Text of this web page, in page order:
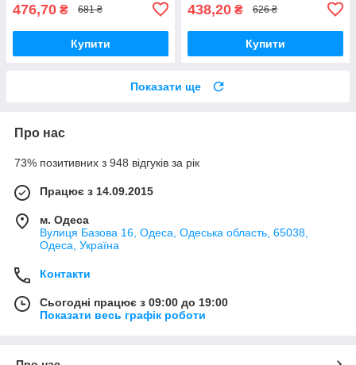
476,70 ₴ 681 ₴
Купити
438,20 ₴ 626 ₴
Купити
Показати ще
Про нас
73% позитивних з 948 відгуків за рік
Працює з 14.09.2015
м. Одеса
Вулиця Базова 16, Одеса, Одеська область, 65038,
Одеса, Україна
Контакти
Сьогодні працює з 09:00 до 19:00
Показати весь графік роботи